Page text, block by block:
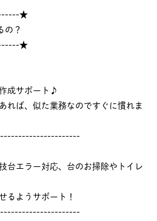
★
の？
★
成サポート♪
れば、似た業務なのですぐに慣れま
台エラー対応、台のお掃除やトイレ
るようサポート！